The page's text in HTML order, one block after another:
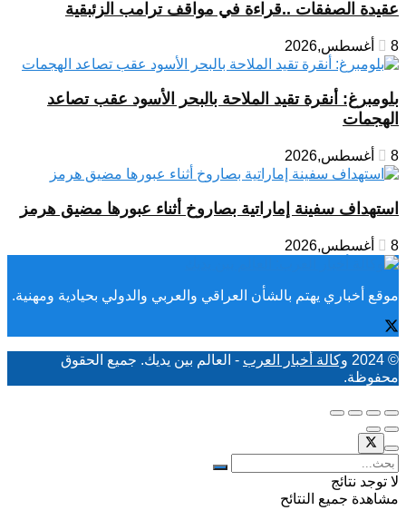
عقيدة الصفقات ..قراءة في مواقف ترامب الزئبقية
8 أغسطس,2026
بلومبرغ: أنقرة تقيد الملاحة بالبحر الأسود عقب تصاعد
الهجمات
8 أغسطس,2026
استهداف سفينة إماراتية بصاروخ أثناء عبورها مضيق هرمز
8 أغسطس,2026
موقع أخباري يهتم بالشأن العراقي والعربي والدولي بحيادية ومهنية.
© 2024 وكالة أخبار العرب - العالم بين يديك. جميع الحقوق
محفوظة.
لا توجد نتائج
مشاهدة جميع النتائح